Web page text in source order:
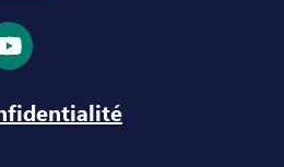
un nouvel onglet
dans un nouvel onglet
le lien dans un nouvel
le lien dans un